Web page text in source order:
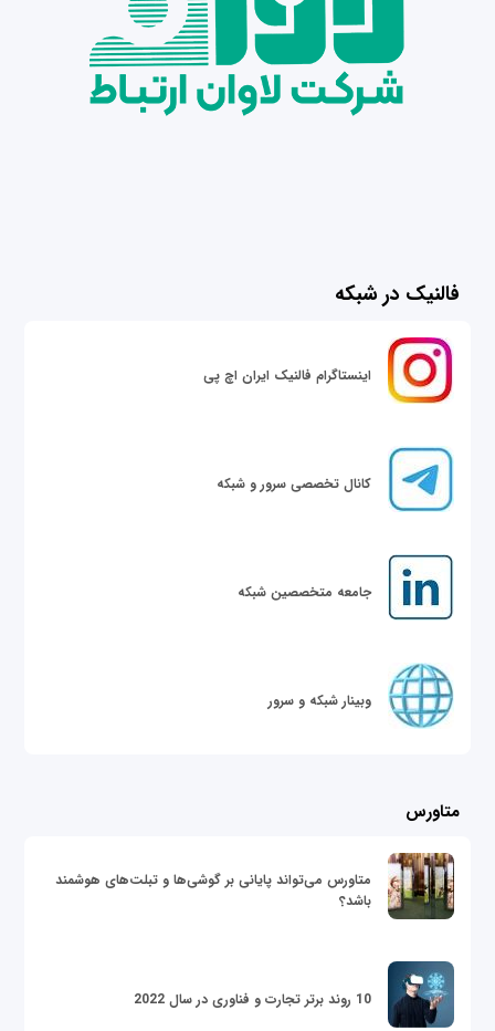
فالنیک در شبکه
اینستاگرام فالنیک ایران اچ پی
کانال تخصصی سرور و شبکه
جامعه متخصصین شبکه
وبینار شبکه و سرور
متاورس
متاورس می‌تواند پایانی بر گوشی‌ها و تبلت‌های هوشمند
باشد؟
10 روند برتر تجارت و فناوری در سال 2022